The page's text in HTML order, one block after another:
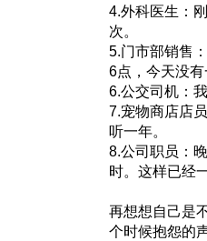
4.外科医生：
次。
5.门市部销售
6点，今天没有
6.公交司机：
7.宠物商店店
听一年。
8.公司职员：
时。这样已经
再想想自己是
个时候抱怨的